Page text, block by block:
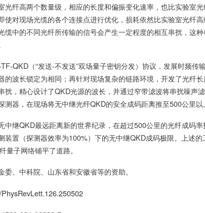
光纤高两个数量级，相应的长度和偏振变化速率，也比实验室
使对现场光缆的各个连接点进行优化，损耗依然比实验室光纤
缆中的不同光纤所传输的信号会产生一定程度的相互串扰，这
QKD（“发送-不发送”双场量子密钥分发）协议，发展时频传
波长锁定为相同；再针对现场复杂的链路环境，开发了光纤
扰，精心设计了QKD光源的波长，并通过窄带滤波将串扰噪声
器，在现场将无中继光纤QKD的安全成码距离推至500公里以
中继QKD最远距离新的世界纪录，在超过500公里的光纤成码
装置（探测器效率为100%）下的无中继QKD成码极限。上述
子网络铺平了道路。
、中科院、山东省和安徽省等的资助。